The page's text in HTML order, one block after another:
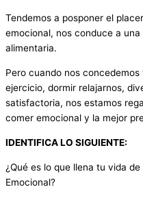
Tendemos a posponer el
emocional, nos conduce a
alimentaria.
Pero cuando nos
ejercicio, dormir relajarnos,
satisfactoria, nos estamos
comer emocional y la mejor
IDENTIFICA LO SIGUIENTE:
¿Qué es lo que llena tu vida
Emocional?